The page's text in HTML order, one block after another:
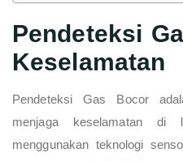
Pendeteksi
Keselamatan
Pendeteksi Gas Bocor
menjaga keselamatan di
menggunakan teknologi